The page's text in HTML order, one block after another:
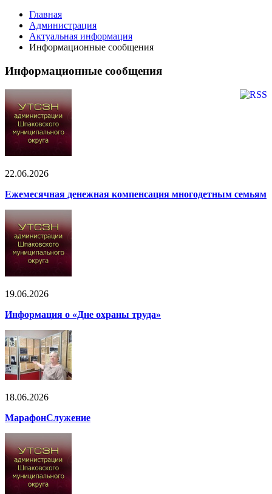
Главная
Администрация
Актуальная информация
Информационные сообщения
Информационные сообщения
22.06.2026
Ежемесячная денежная компенсация многодетным семьям
19.06.2026
Информация о «Дне охраны труда»
18.06.2026
МарафонСлужение